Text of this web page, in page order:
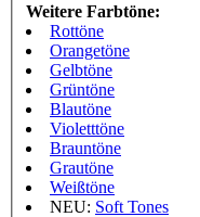
Weitere Farbtöne:
Rottöne
Orangetöne
Gelbtöne
Grüntöne
Blautöne
Violetttöne
Brauntöne
Grautöne
Weißtöne
NEU: Soft Tones